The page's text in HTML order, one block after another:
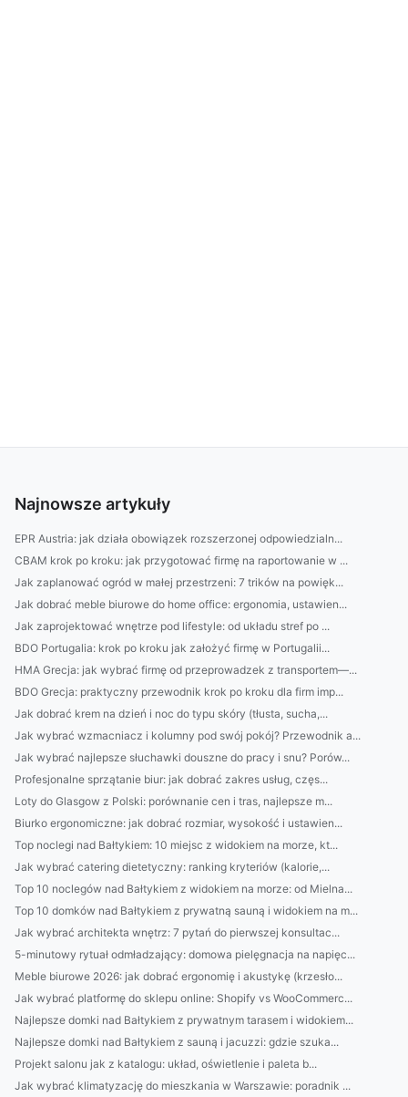
Najnowsze artykuły
EPR Austria: jak działa obowiązek rozszerzonej odpowiedzialn...
CBAM krok po kroku: jak przygotować firmę na raportowanie w ...
Jak zaplanować ogród w małej przestrzeni: 7 trików na powięk...
Jak dobrać meble biurowe do home office: ergonomia, ustawien...
Jak zaprojektować wnętrze pod lifestyle: od układu stref po ...
BDO Portugalia: krok po kroku jak założyć firmę w Portugalii...
HMA Grecja: jak wybrać firmę od przeprowadzek z transportem—...
BDO Grecja: praktyczny przewodnik krok po kroku dla firm imp...
Jak dobrać krem na dzień i noc do typu skóry (tłusta, sucha,...
Jak wybrać wzmacniacz i kolumny pod swój pokój? Przewodnik a...
Jak wybrać najlepsze słuchawki douszne do pracy i snu? Porów...
Profesjonalne sprzątanie biur: jak dobrać zakres usług, częs...
Loty do Glasgow z Polski: porównanie cen i tras, najlepsze m...
Biurko ergonomiczne: jak dobrać rozmiar, wysokość i ustawien...
Top noclegi nad Bałtykiem: 10 miejsc z widokiem na morze, kt...
Jak wybrać catering dietetyczny: ranking kryteriów (kalorie,...
Top 10 noclegów nad Bałtykiem z widokiem na morze: od Mielna...
Top 10 domków nad Bałtykiem z prywatną sauną i widokiem na m...
Jak wybrać architekta wnętrz: 7 pytań do pierwszej konsultac...
5-minutowy rytuał odmładzający: domowa pielęgnacja na napięc...
Meble biurowe 2026: jak dobrać ergonomię i akustykę (krzesło...
Jak wybrać platformę do sklepu online: Shopify vs WooCommerc...
Najlepsze domki nad Bałtykiem z prywatnym tarasem i widokiem...
Najlepsze domki nad Bałtykiem z sauną i jacuzzi: gdzie szuka...
Projekt salonu jak z katalogu: układ, oświetlenie i paleta b...
Jak wybrać klimatyzację do mieszkania w Warszawie: poradnik ...